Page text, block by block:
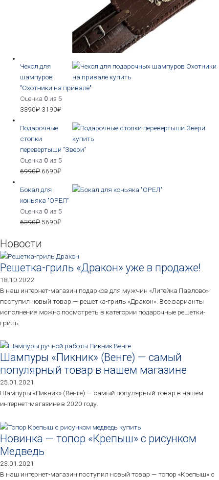
Чехол для
шампуров
"Охотники на привале"
Оценка 0 из 5
3390₽ 3190₽
Подарочные
стопки
перевертыши "Звери"
Оценка 0 из 5
6990₽ 6690₽
Бокал для
коньяка "ОРЕЛ"
Оценка 0 из 5
6390₽ 5690₽
Новости
Решетка-гриль «Дракон» уже в продаже!
18.10.2022
В наш интернет-магазин подарков для мужчин «Литейка Павлово»
поступил новый товар — решетка-гриль «Дракон». Все варианты
исполнения можно посмотреть в категории подарочные решетки-
гриль.
Шампуры «Пикник» (Венге) — самый
популярный товар в нашем магазине
25.01.2021
Шампуры «Пикник» (Венге) — самый популярный товар в нашем
интернет-магазине в 2020 году.
Новинка — топор «Крепыш» с рисунком
Медведь
23.01.2021
В наш интернет-магазин поступил новый товар — топор «Крепыш» с